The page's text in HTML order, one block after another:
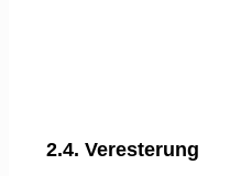
2.4. Veresterung